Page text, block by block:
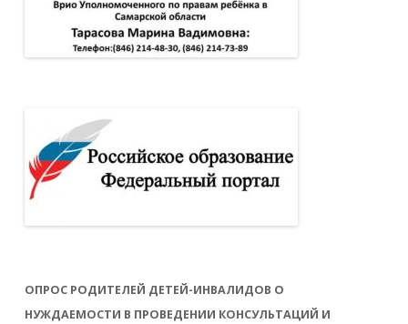
ОПРОС РОДИТЕЛЕЙ ДЕТЕЙ-ИНВАЛИДОВ О
НУЖДАЕМОСТИ В ПРОВЕДЕНИИ КОНСУЛЬТАЦИЙ И